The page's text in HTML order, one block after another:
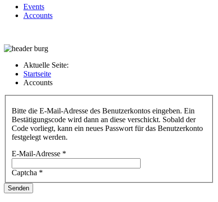
Events
Accounts
Aktuelle Seite:
Startseite
Accounts
Bitte die E-Mail-Adresse des Benutzerkontos eingeben. Ein
Bestätigungscode wird dann an diese verschickt. Sobald der
Code vorliegt, kann ein neues Passwort für das Benutzerkonto
festgelegt werden.
E-Mail-Adresse *
Captcha *
Senden